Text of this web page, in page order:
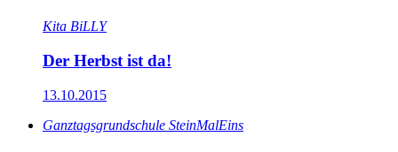
Kita BiLLY
Der Herbst ist da!
13.10.2015
Ganz­tags­grund­schule SteinMalEins